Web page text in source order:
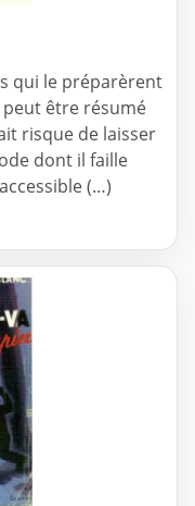
qui le préparèrent
être résumé
risque de laisser
dont il faille
(…)